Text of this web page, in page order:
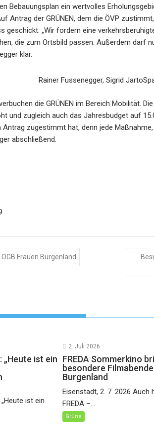
Bebauungsplan ein wertvolles
Antrag der GRÜNEN, dem die ÖVP
geschickt. „Wir fordern eine
die zum Ortsbild passen. Außerdem darf
klar.
Rainer Fussenegger, Sigrid
die GRÜNEN im Bereich Mobilität.
und zugleich auch das Jahresbudget auf
Antrag zugestimmt hat, denn jede
abschließend.
Frauen Burgenland
„Heute ist ein
ist ein
2. Juli 2026
FREDA Sommerkino
besondere
Burgenland
Eisenstadt, 2. 7. 2026 Auch
FREDA –...
Grüne